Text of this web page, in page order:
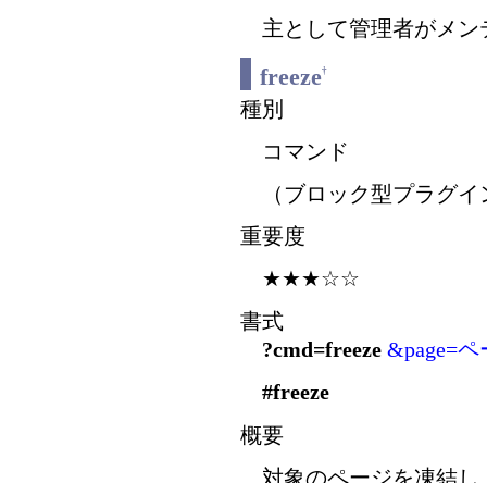
主として管理者がメ
freeze†
種別
コマンド
（ブロック型プラグイ
重要度
★★★☆☆
書式
?cmd=freeze &page=ペ
#freeze
概要
対象のページを凍結